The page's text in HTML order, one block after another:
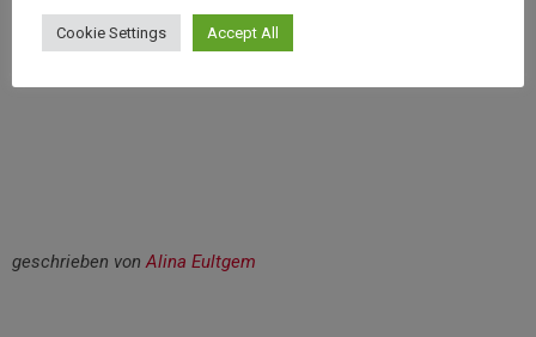
geschrieben vonAlina Eultgem
Cookie Settings Accept All